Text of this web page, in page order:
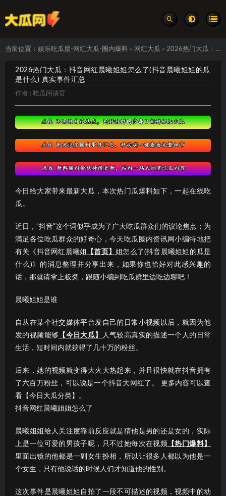
当前位置： 娱乐吃瓜屋-网红大瓜-圈内爆料 > 网红大瓜 > 2026热门大瓜：抖音网红晨曦姐姐怎么了(抖音晨曦姐姐的瓜是什么) 真实事件汇总
2026热门大瓜：抖音网红晨曦姐姐怎么了(抖音晨曦姐姐的瓜
是什么) 真实事件汇总
作者 : 吃瓜闲谈官
今日给大家带来最新大瓜，本次热门瓜爆料如下，一起在线吃
瓜。
近日，“抖音”这个词似乎成为了广大吃瓜群众们的议论焦点；为
满足各位吃瓜群众的好奇心，今天吃瓜圈内资讯网小编特地把
有关《抖音网红晨曦姐
【首页】姐怎么了(抖音晨曦姐姐的瓜是
什么)》的消息整理并分享出来，如果你也恰好对此感兴趣的
话，那就请拿上板凳，跟随小编到吃瓜群里边吃边聊吧！
晨曦姐姐是谁
自从在某个社交媒体平台发自己的日常小视频以后，就因为他
发的视频能够 【今日大瓜】
人气较高真实的描述一个人的日常
生活，短时间内就获得了几十万的粉丝。
后来，她的视频就变得大火大热起来，并且很快就在抖音拥有
了六百万粉丝，可以说是一个抖音大网红了。 更多内容可以查
看【今日大瓜分类】。
抖音网红晨曦姐姐怎么了
晨曦姐姐给人关注度靠前反应就是猜他是男的还是女的，实际
上是一位可爱的男孩子呢，只不过她每次在视频 【热门爆料】
里面出镜的他都是一副女生扮相，所以让很多人都以为他是一
个女生，只有他说话的时候人们才知道他的性别。
这次事件是晨曦姐姐自拍了一段不可描述的视频，视频中的动